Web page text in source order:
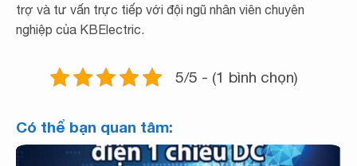
trợ và tư vấn trực tiếp với đội ngũ nhân viên chuyên
nghiệp của KBElectric.
5/5 - (1 bình chọn)
Có thể bạn quan tâm: